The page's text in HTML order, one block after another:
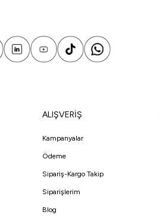
ALIŞVERİŞ
Kampanyalar
Ödeme
Sipariş-Kargo Takip
Siparişlerim
Blog